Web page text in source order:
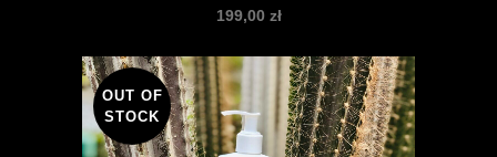
199,00 zł
OUT OF
STOCK